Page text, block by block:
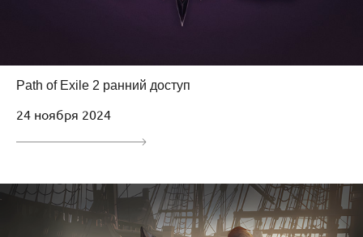
Path of Exile 2 ранний доступ
24 ноября 2024